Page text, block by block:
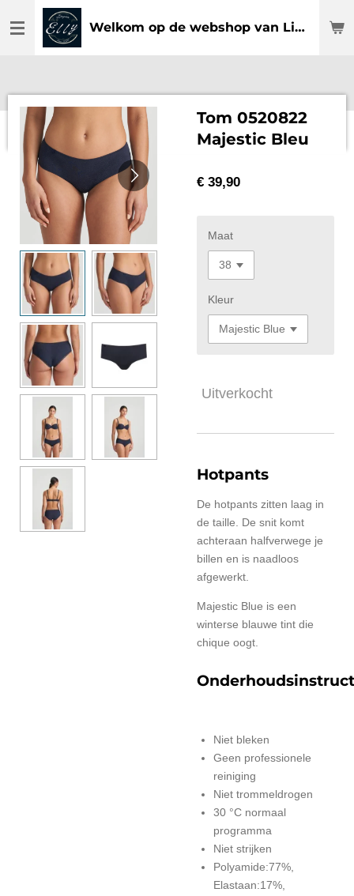
direct
Welkom op de webshop van Lingerie Elly
Tom 0520822
Majestic Bleu
€ 39,90
Maat
Kleur
Uitverkocht
Hotpants
De hotpants zitten laag in
de taille. De snit komt
achteraan halfverwege je
billen en is naadloos
afgewerkt.
Majestic Blue is een
winterse blauwe tint die
chique oogt.
Niet bleken
Geen professionele
reiniging
Niet trommeldrogen
30 °C normaal
programma
Niet strijken
Polyamide:77%,
Elastaan:17%,